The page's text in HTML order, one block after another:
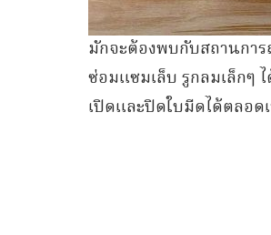
มักจะต้องพบกับสถานกา
ซ่อมแซมเล็บ รูกลมเล็กๆ
เปิดและปิดใบมีดได้ตลอด